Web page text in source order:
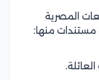
المصرية
مستندات منها: